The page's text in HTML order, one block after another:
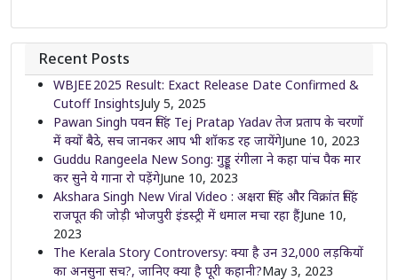
Recent Posts
WBJEE 2025 Result: Exact Release Date Confirmed &
Cutoff InsightsJuly 5, 2025
Pawan Singh पवन सिंह Tej Pratap Yadav तेज प्रताप के चरणों
में क्यों बैठे, सच जानकर आप भी शॉकड रह जायेंगेJune 10, 2023
Guddu Rangeela New Song: गुड्डू रंगीला ने कहा पांच पैक मार
कर सुने ये गाना रो पड़ेंगेJune 10, 2023
Akshara Singh New Viral Video : अक्षरा सिंह और विक्रांत सिंह
राजपूत की जोड़ी भोजपुरी इंडस्ट्री में धमाल मचा रहा हैंJune 10,
2023
The Kerala Story Controversy: क्या है उन 32,000 लड़कियों
का अनसुना सच?, जानिए क्या है पूरी कहानी?May 3, 2023